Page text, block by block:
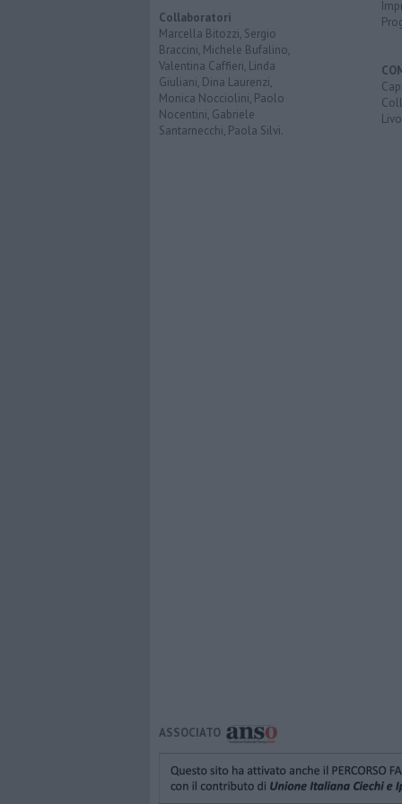
Collaboratori
Marcella Bitozzi, Sergio
Braccini, Michele Bufalino,
Valentina Caffieri, Linda
Giuliani, Dina Laurenzi,
Monica Nocciolini, Paolo
Nocentini, Gabriele
Santarnecchi, Paola Silvi.
ASSOCIATO